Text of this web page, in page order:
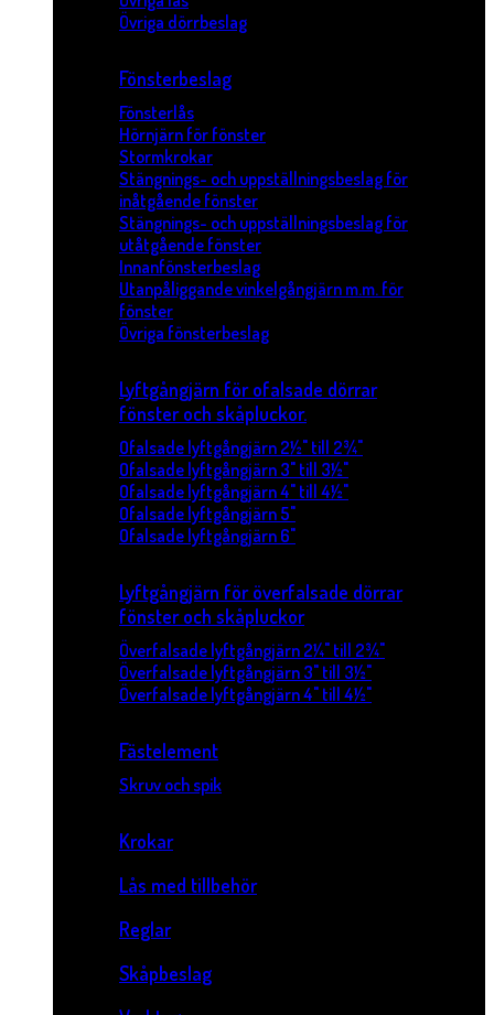
Övriga dörrbeslag
Fönsterbeslag
Fönsterlås
Hörnjärn för fönster
Stormkrokar
Stängnings- och uppställningsbeslag för
inåtgående fönster
Stängnings- och uppställningsbeslag för
utåtgående fönster
Innanfönsterbeslag
Utanpåliggande vinkelgångjärn m.m. för
fönster
Övriga fönsterbeslag
Lyftgångjärn för ofalsade dörrar
fönster och skåpluckor.
Ofalsade lyftgångjärn 2½" till 2¾"
Ofalsade lyftgångjärn 3" till 3½"
Ofalsade lyftgångjärn 4" till 4½"
Ofalsade lyftgångjärn 5"
Ofalsade lyftgångjärn 6"
Lyftgångjärn för överfalsade dörrar
fönster och skåpluckor
Överfalsade lyftgångjärn 2¼" till 2¾"
Överfalsade lyftgångjärn 3" till 3½"
Överfalsade lyftgångjärn 4" till 4½"
Fästelement
Skruv och spik
Krokar
Lås med tillbehör
Reglar
Skåpbeslag